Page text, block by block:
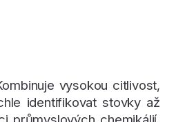
vysokou citlivost,
identifikovat stovky až